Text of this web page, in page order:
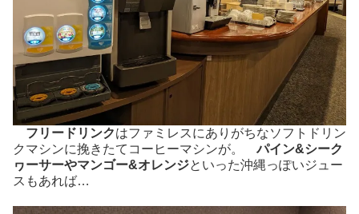
フリードリンクはファミレスにありがちなソフトドリン
クマシンに挽きたてコーヒーマシンが。パイン&シーク
ヮーサーやマンゴー&オレンジといった沖縄っぽいジュー
スもあれば…